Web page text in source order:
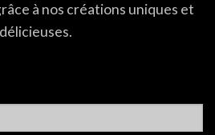
à nos créations uniques et
délicieuses.